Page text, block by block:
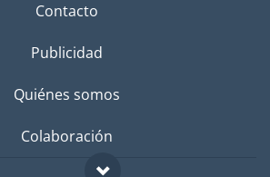
Contacto
Publicidad
Quiénes somos
Colaboración